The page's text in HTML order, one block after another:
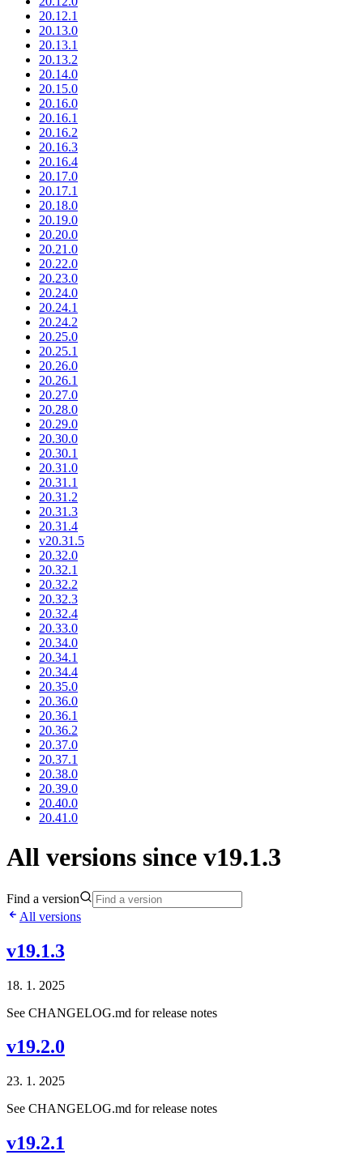
20.12.1
20.13.0
20.13.1
20.13.2
20.14.0
20.15.0
20.16.0
20.16.1
20.16.2
20.16.3
20.16.4
20.17.0
20.17.1
20.18.0
20.19.0
20.20.0
20.21.0
20.22.0
20.23.0
20.24.0
20.24.1
20.24.2
20.25.0
20.25.1
20.26.0
20.26.1
20.27.0
20.28.0
20.29.0
20.30.0
20.30.1
20.31.0
20.31.1
20.31.2
20.31.3
20.31.4
v20.31.5
20.32.0
20.32.1
20.32.2
20.32.3
20.32.4
20.33.0
20.34.0
20.34.1
20.34.4
20.35.0
20.36.0
20.36.1
20.36.2
20.37.0
20.37.1
20.38.0
20.39.0
20.40.0
20.41.0
All versions since v19.1.3
Find a version
All versions
v19.1.3
18. 1. 2025
See CHANGELOG.md for release notes
v19.2.0
23. 1. 2025
See CHANGELOG.md for release notes
v19.2.1